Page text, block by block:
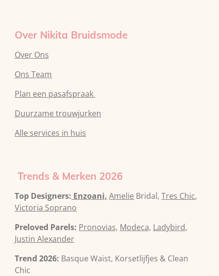
Over Nikita Bruidsmode
Over Ons
Ons Team
Plan een pasafspraak
Duurzame trouwjurken
Alle services in huis
Trends & Merken 2026
Top Designers: Enzoani, Amelie Bridal, Tres Chic,
Victoria Soprano
Preloved Parels: Pronovias, Modeca, Ladybird,
Justin Alexander
Trend 2026: Basque Waist, Korsetlijfjes & Clean
Chic